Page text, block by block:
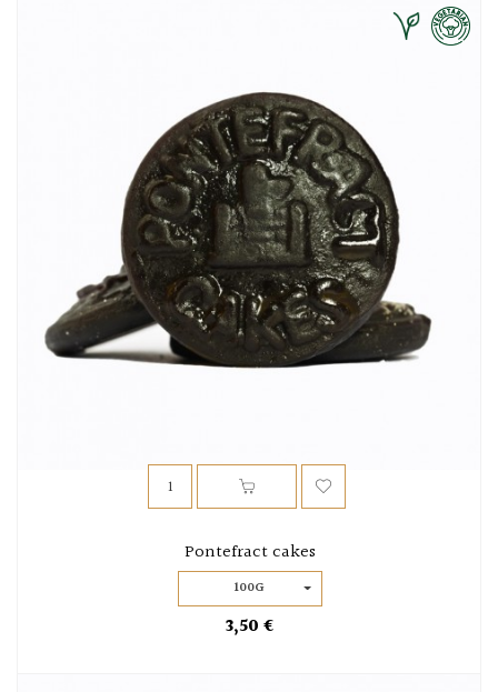
Pontefract cakes
100G
3,50 €